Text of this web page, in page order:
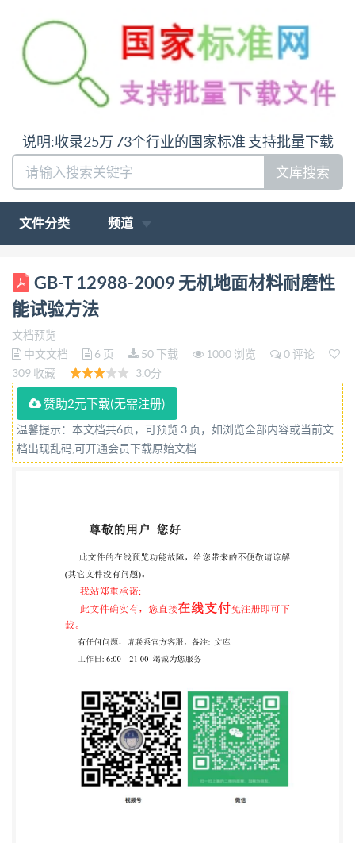
说明:收录25万 73个行业的国家标准 支持批量下载
文库搜索
文件分类 频道
ICS 91. 100. 30 Q 04 中华人民共和国国家标准
GB/T12988-—2009 代替GB/T1298B—1991 无机地面
材料耐磨性能试验方法 Test method for abrasion
resistance of inorganic paving materials 2009-03-09
发布 2009-11-05 实施 中华人民共和国国家质量监督
检验检疫总局 发布 中国国家标准化管理委员会 GB/T
12988—2009 前宵 本标准与EN14157,2004《天然石
材耐磨性试验方法》的一致性程度为非等效. 本标准
代替GB/T12988--1991(无机地面材料耐唐性试验方
法》; -磨料由标准砂改为棕测玉磨料I 一摩操时间统
一规定为2mini 试验结果统一规定为用试件表面的磨
坑长度进行评定。 本标准由中国建筑材料联合会提
出。 本标准由全国水泥制品标准化技术委员会
(SAC/TC197)归口。 本标准负责起草单位:辽宁省建筑
材料科学研究所、建筑材料工业技术监督研究中心。
中心、辽宁省建筑材料监督检验院、建材工 业认证普
理中心、泉州市群峰机械侧造有限公司、宁夏机械研
究院（有限公司）、浙江竟远机械设备有限 公司、沈
阳重型机械集团有限责任公司、贵州达众第七砂轮有
限责任公司。 本标准主要起草人,周志宏、侯烨、于
GB-T 12988-2009 无机地面材料耐磨性
能试验方法
文档预览
中文文档
6 页 50 下载 1000 浏览
0 评论
309 收藏
3.0分
赞助2元下载(无需注册)
温馨提示：本文档共6页，可预览 3 页，如浏览全部内容或当前文
档出现乱码,可开通会员下载原始文档